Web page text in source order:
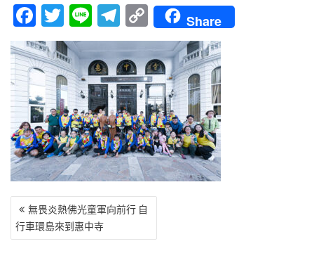
F
ac
e
b
o
o
k
T
w
it
te
r
Li
n
e
T
el
e
gr
a
m
C
o
p
y
Li
n
k
Share
文
章
導
無畏炎熱佛光童軍向前行 自
行車環島來到惠中寺